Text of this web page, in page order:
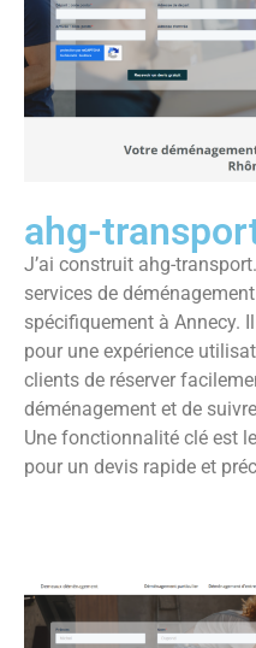
ahg-
J’ai construit ahg-
services de
spécifiquement à Annecy.
pour une expérience
clients de réserver
déménagement et de
Une fonctionnalité clé est
pour un devis rapide et